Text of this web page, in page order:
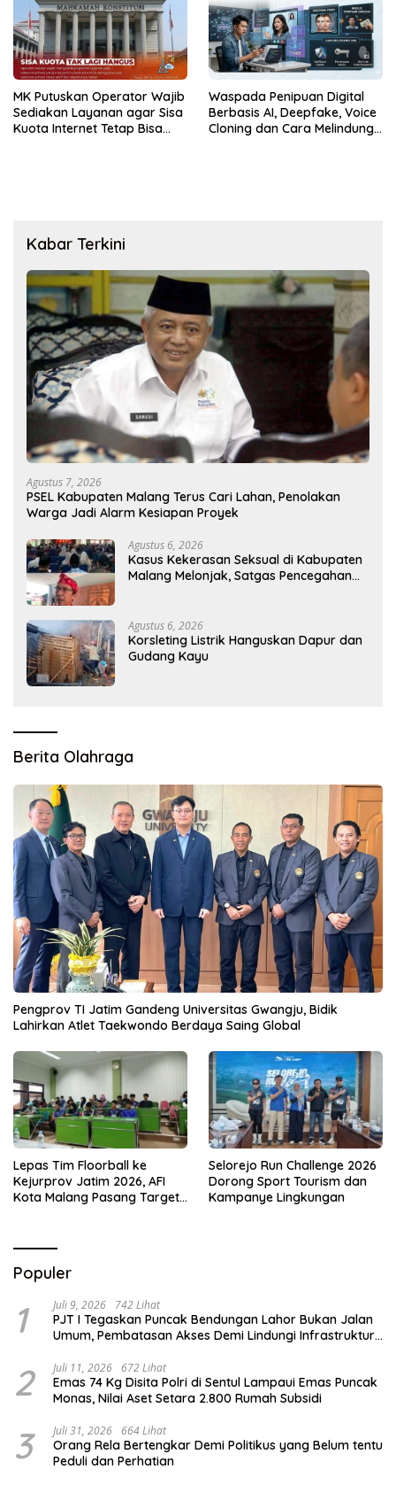
MK Putuskan Operator Wajib
Sediakan Layanan agar Sisa
Kuota Internet Tetap Bisa
Waspada Penipuan Digital
Berbasis AI, Deepfake, Voice
Cloning dan Cara Melindungi
Kabar Terkini
Agustus 7, 2026
PSEL Kabupaten Malang Terus Cari Lahan, Penolakan
Warga Jadi Alarm Kesiapan Proyek
Agustus 6, 2026
Kasus Kekerasan Seksual di Kabupaten
Malang Melonjak, Satgas Pencegahan
Agustus 6, 2026
Korsleting Listrik Hanguskan Dapur dan
Gudang Kayu
Berita Olahraga
Pengprov TI Jatim Gandeng Universitas Gwangju, Bidik
Lahirkan Atlet Taekwondo Berdaya Saing Global
Lepas Tim Floorball ke
Kejurprov Jatim 2026, AFI
Kota Malang Pasang Target
Selorejo Run Challenge 2026
Dorong Sport Tourism dan
Kampanye Lingkungan
Populer
1 Juli 9, 2026 742 Lihat
PJT I Tegaskan Puncak Bendungan Lahor Bukan Jalan
Umum, Pembatasan Akses Demi Lindungi Infrastruktur
2 Juli 11, 2026 672 Lihat
Emas 74 Kg Disita Polri di Sentul Lampaui Emas Puncak
Monas, Nilai Aset Setara 2.800 Rumah Subsidi
3 Juli 31, 2026 664 Lihat
Orang Rela Bertengkar Demi Politikus yang Belum tentu
Peduli dan Perhatian